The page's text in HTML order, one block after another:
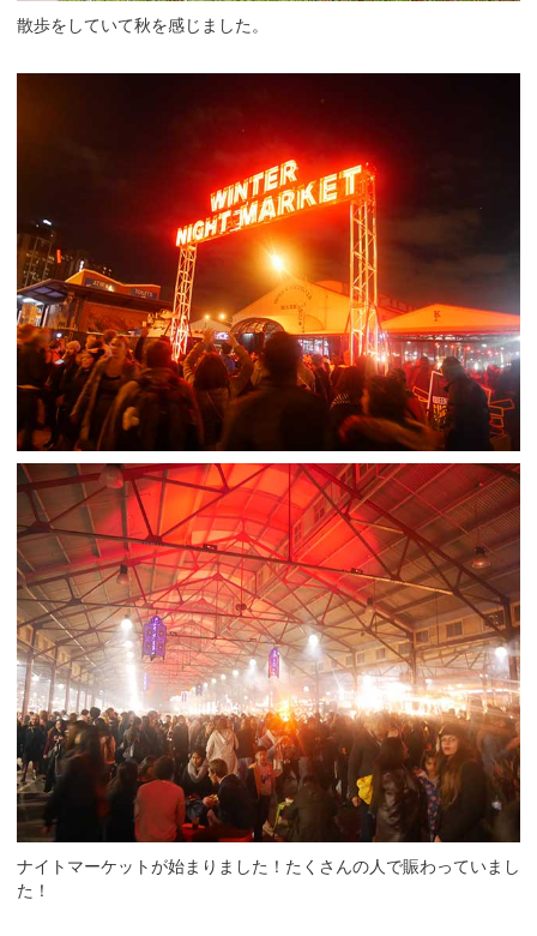
散歩をしていて秋を感じました。
ナイトマーケットが始まりました！たくさんの人で賑わっていまし
た！